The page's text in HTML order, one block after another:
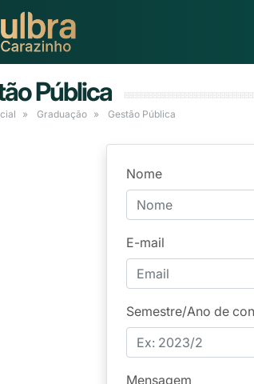
Pública
Graduação Gestão Pública
Nome
E-mail
Semestre/Ano de
Mensagem